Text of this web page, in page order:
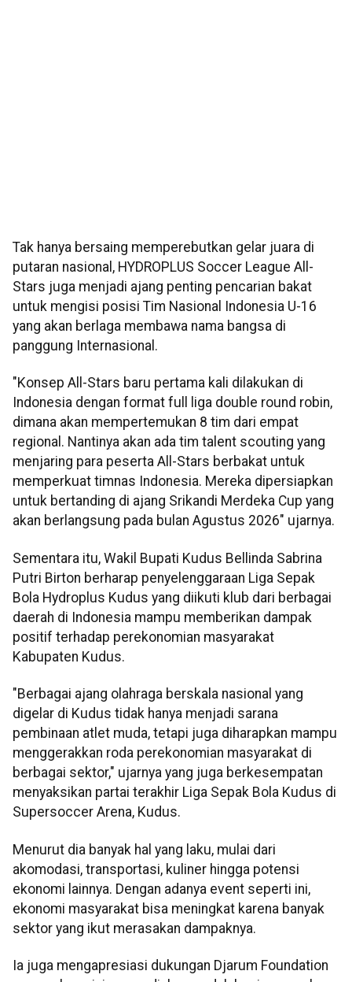
Tak hanya bersaing memperebutkan gelar juara di
putaran nasional, HYDROPLUS Soccer League All-
Stars juga menjadi ajang penting pencarian bakat
untuk mengisi posisi Tim Nasional Indonesia U-16
yang akan berlaga membawa nama bangsa di
panggung Internasional.
"Konsep All-Stars baru pertama kali dilakukan di
Indonesia dengan format full liga double round robin,
dimana akan mempertemukan 8 tim dari empat
regional. Nantinya akan ada tim talent scouting yang
menjaring para peserta All-Stars berbakat untuk
memperkuat timnas Indonesia. Mereka dipersiapkan
untuk bertanding di ajang Srikandi Merdeka Cup yang
akan berlangsung pada bulan Agustus 2026" ujarnya.
Sementara itu, Wakil Bupati Kudus Bellinda Sabrina
Putri Birton berharap penyelenggaraan Liga Sepak
Bola Hydroplus Kudus yang diikuti klub dari berbagai
daerah di Indonesia mampu memberikan dampak
positif terhadap perekonomian masyarakat
Kabupaten Kudus.
"Berbagai ajang olahraga berskala nasional yang
digelar di Kudus tidak hanya menjadi sarana
pembinaan atlet muda, tetapi juga diharapkan mampu
menggerakkan roda perekonomian masyarakat di
berbagai sektor," ujarnya yang juga berkesempatan
menyaksikan partai terakhir Liga Sepak Bola Kudus di
Supersoccer Arena, Kudus.
Menurut dia banyak hal yang laku, mulai dari
akomodasi, transportasi, kuliner hingga potensi
ekonomi lainnya. Dengan adanya event seperti ini,
ekonomi masyarakat bisa meningkat karena banyak
sektor yang ikut merasakan dampaknya.
Ia juga mengapresiasi dukungan Djarum Foundation